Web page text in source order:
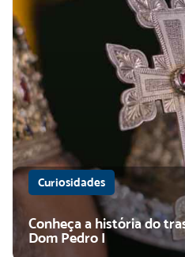
Curiosidades
Conheça a história do
Dom Pedro I